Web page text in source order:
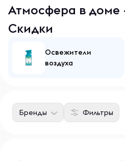
Атмосфера в доме
Скидки
Освежители
воздуха
Фильтры
Бренды